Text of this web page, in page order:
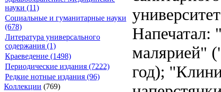
науки (11)
Социальные и гуманитарные науки
(678)
Литература универсального
содержания (1)
Краеведение (1498)
Периодические издания (7222)
Редкие нотные издания (96)
Коллекции (769)
Напечатал:
малярией"
год);